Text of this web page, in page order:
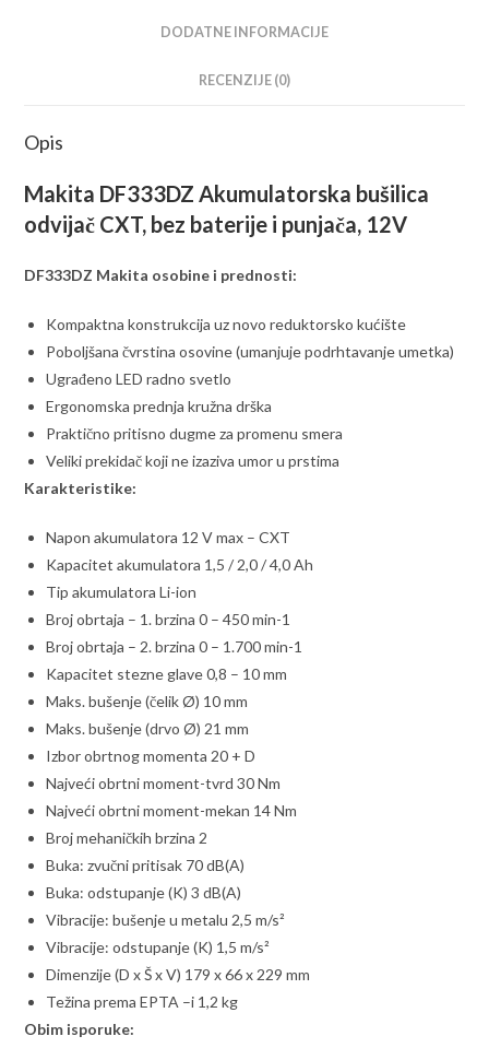
DODATNE INFORMACIJE
RECENZIJE (0)
Opis
Makita DF333DZ Akumulatorska bušilica
odvijač CXT, bez baterije i punjača, 12V
DF333DZ Makita osobine i prednosti:
Kompaktna konstrukcija uz novo reduktorsko kućište
Poboljšana čvrstina osovine (umanjuje podrhtavanje umetka)
Ugrađeno LED radno svetlo
Ergonomska prednja kružna drška
Praktično pritisno dugme za promenu smera
Veliki prekidač koji ne izaziva umor u prstima
Karakteristike:
Napon akumulatora 12 V max – CXT
Kapacitet akumulatora 1,5 / 2,0 / 4,0 Ah
Tip akumulatora Li-ion
Broj obrtaja – 1. brzina 0 – 450 min-1
Broj obrtaja – 2. brzina 0 – 1.700 min-1
Kapacitet stezne glave 0,8 – 10 mm
Maks. bušenje (čelik Ø) 10 mm
Maks. bušenje (drvo Ø) 21 mm
Izbor obrtnog momenta 20 + D
Najveći obrtni moment-tvrd 30 Nm
Najveći obrtni moment-mekan 14 Nm
Broj mehaničkih brzina 2
Buka: zvučni pritisak 70 dB(A)
Buka: odstupanje (K) 3 dB(A)
Vibracije: bušenje u metalu 2,5 m/s²
Vibracije: odstupanje (K) 1,5 m/s²
Dimenzije (D x Š x V) 179 x 66 x 229 mm
Težina prema EPTA –i 1,2 kg
Obim isporuke: